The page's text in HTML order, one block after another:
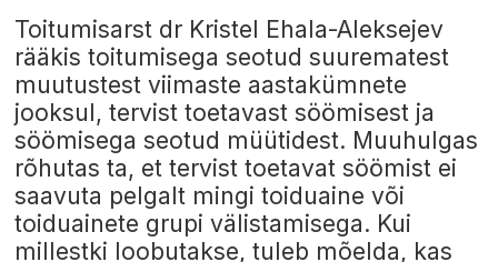
Toitumisarst dr Kristel Ehala-Aleksejev
rääkis toitumisega seotud suurematest
muutustest viimaste aastakümnete
jooksul, tervist toetavast söömisest ja
söömisega seotud müütidest. Muuhulgas
rõhutas ta, et tervist toetavat söömist ei
saavuta pelgalt mingi toiduaine või
toiduainete grupi välistamisega. Kui
millestki loobutakse, tuleb mõelda, kas